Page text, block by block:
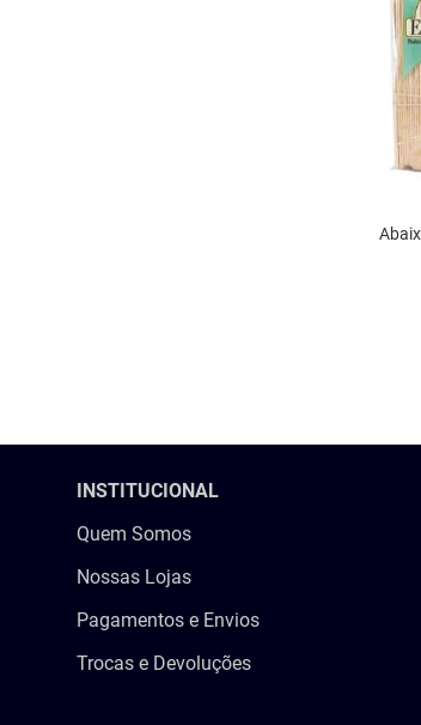
INSTITUCIONAL
Quem Somos
Nossas Lojas
Pagamentos e Envios
Trocas e Devoluções